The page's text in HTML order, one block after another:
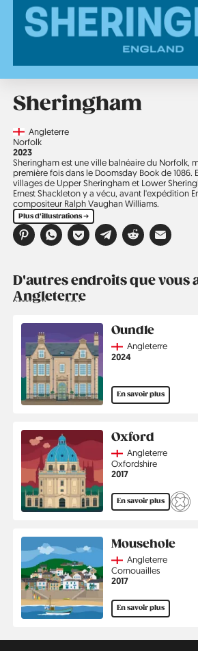
Sheringham
CountryAngleterre
Région
Norfolk
Année
2023
Sheringham est une ville balnéaire du Norfolk,
première fois dans le Doomsday Book de 1086.
villages de Upper Sheringham et Lower
Ernest Shackleton y a vécu, avant l'expédition
compositeur Ralph Vaughan Williams.
Plus d'illustrations ➔
D'autres endroits que vous
Angleterre
Oundle
CountryAngleterre
Année
2024
En savoir plus
Oxford
CountryAngleterre
Région
Oxfordshire
Année
2017
En savoir plus
Mousehole
CountryAngleterre
Région
Cornouailles
Année
2017
En savoir plus